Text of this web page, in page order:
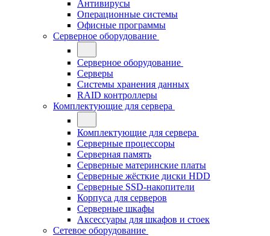
Антивирусы
Операционные системы
Офисные программы
Серверное оборудование
Серверное оборудование
Серверы
Системы хранения данных
RAID контроллеры
Комплектующие для сервера
Комплектующие для сервера
Серверные процессоры
Серверная память
Серверные материнские платы
Серверные жёсткие диски HDD
Серверные SSD-накопители
Корпуса для серверов
Серверные шкафы
Аксессуары для шкафов и стоек
Сетевое оборудование